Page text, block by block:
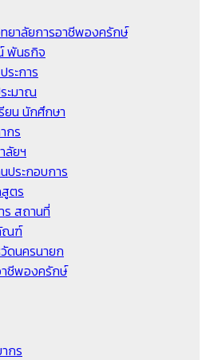
าลัยการอาชีพองครักษ์
พันธกิจ
ะการ
ะมาณ
ยน นักศึกษา
กร
ลัยฯ
ประกอบการ
ตร
ร สถานที่
ณฑ์
ดนครนายก
ชีพองครักษ์
กร